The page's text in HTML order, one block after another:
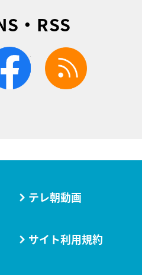
・RSS
facebook
テレ朝動画
サイト利用規約